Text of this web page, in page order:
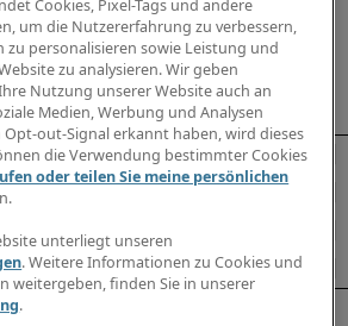
Cookies, Pixel-Tags und andere
um die Nutzererfahrung zu verbessern,
zu personalisieren sowie Leistung und
zu analysieren. Wir geben
Nutzung unserer Website auch an
Medien, Werbung und Analysen
Opt-out-Signal erkannt haben, wird dieses
die Verwendung bestimmter Cookies
oder teilen Sie meine persönlichen
unterliegt unseren
. Weitere Informationen zu Cookies und
weitergeben, finden Sie in unserer
.